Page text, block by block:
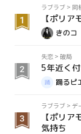
ラブラブ > 同
【ポリ
きのコ
失恋 > 破局
5年近く
踊るピ
ラブラブ > デ
【ポリ
気持ち